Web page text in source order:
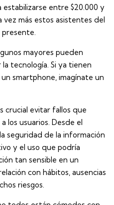
entre $20.000 y
vez más estos asistentes del
mayores pueden
tecnología. Si ya tienen
smartphone, imagínate un
crucial evitar fallos que
los usuarios. Desde el
seguridad de la información
y el uso que podría
tan sensible en un
con hábitos, ausencias
riesgos.